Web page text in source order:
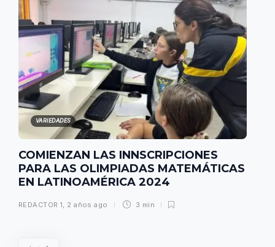
VARIEDADES
COMIENZAN LAS INNSCRIPCIONES
PARA LAS OLIMPIADAS MATEMÁTICAS
EN LATINOAMÉRICA 2024
REDACTOR 1, 2 años ago 3 min